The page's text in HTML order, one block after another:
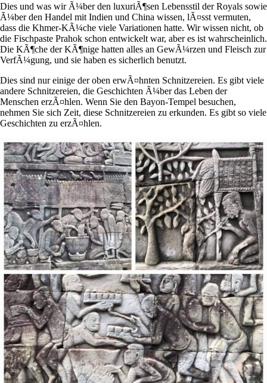
Dies und was wir Ã¼ber den luxuriÃ¶sen Lebensstil der Royals sowie
Ã¼ber den Handel mit Indien und China wissen, lÃ¤sst vermuten,
dass die Khmer-KÃ¼che viele Variationen hatte. Wir wissen nicht, ob
die Fischpaste Prahok schon entwickelt war, aber es ist wahrscheinlich.
Die KÃ¶che der KÃ¶nige hatten alles an GewÃ¼rzen und Fleisch zur
VerfÃ¼gung, und sie haben es sicherlich benutzt.
Dies sind nur einige der oben erwÃ¤hnten Schnitzereien. Es gibt viele
andere Schnitzereien, die Geschichten Ã¼ber das Leben der
Menschen erzÃ¤hlen. Wenn Sie den Bayon-Tempel besuchen,
nehmen Sie sich Zeit, diese Schnitzereien zu erkunden. Es gibt so viele
Geschichten zu erzÃ¤hlen.